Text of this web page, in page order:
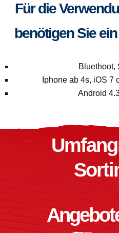
Für die
benötigen Sie
Bluethoot,
Iphone ab 4s, iOS 7
Android